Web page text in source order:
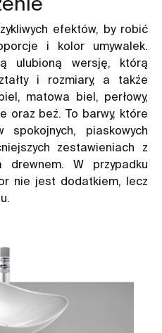
efektów, by robić
i kolor umywalek.
ulubioną wersję, którą
i rozmiary, a także
matowa biel, perłowy,
oraz beż. To barwy, które
piaskowych
zestawieniach z
drewnem. W przypadku
nie jest dodatkiem, lecz